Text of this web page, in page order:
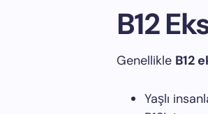
B12
Genellikle B12
Yaşlı